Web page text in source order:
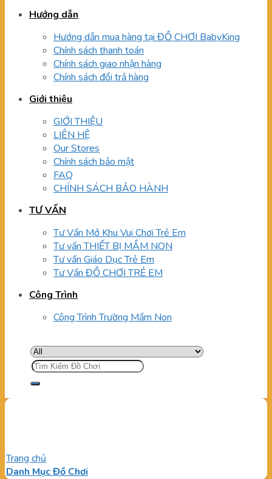
Hướng dẫn
Hướng dẫn mua hàng tại ĐỒ CHƠI BabyKing
Chính sách thanh toán
Chính sách giao nhận hàng
Chính sách đổi trả hàng
Giới thiệu
GIỚI THIỆU
LIÊN HỆ
Our Stores
Chính sách bảo mật
FAQ
CHÍNH SÁCH BẢO HÀNH
TƯ VẤN
Tư Vấn Mở Khu Vui Chơi Trẻ Em
Tư vấn THIẾT BỊ MẦM NON
Tư vấn Giáo Dục Trẻ Em
Tư Vấn ĐỒ CHƠI TRẺ EM
Công Trình
Công Trình Trường Mầm Non
Tìm
kiếm:
Trang chủ
Danh Mục Đồ Chơi